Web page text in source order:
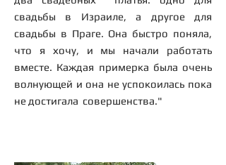
свадьбы в Израиле, а другое для
свадьбы в Праге. Она быстро поняла,
что я хочу, и мы начали работать
вместе. Каждая примерка была очень
волнующей и она не успокоилась пока
не достигала совершенства."